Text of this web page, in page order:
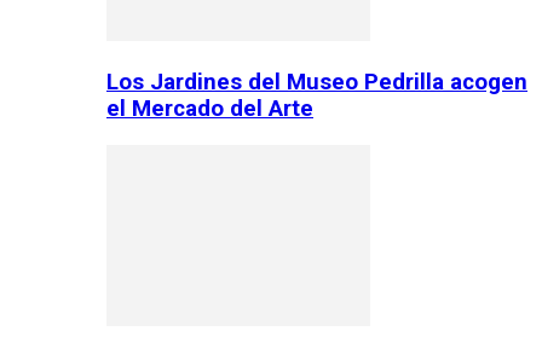
Los Jardines del Museo Pedrilla acogen
el Mercado del Arte